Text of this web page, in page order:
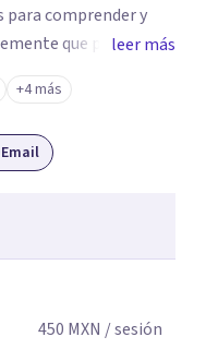
comprender y
que pedir ayuda
las respuestas, sino
detenerse,
a construir nuevas
generando
leer más
+4 más
Email
450 MXN / sesión